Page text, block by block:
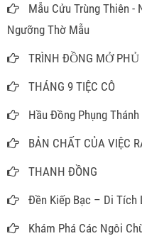
Mẫu Cửu Trùng Thiên
Ngưỡng Thờ Mẫu
TRÌNH ĐỒNG MỞ
THÁNG 9 TIỆC CÔ
Hầu Đồng Phụng
BẢN CHẤT CỦA VIỆC
THANH ĐỒNG
Đền Kiếp Bạc – Di
Khám Phá Các Ngôi